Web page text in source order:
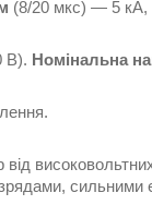
(8/20 мкс) — 5 кА,
В). Номінальна
сильними